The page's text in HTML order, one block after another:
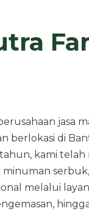
jasa
berlokasi di
kami
melalui